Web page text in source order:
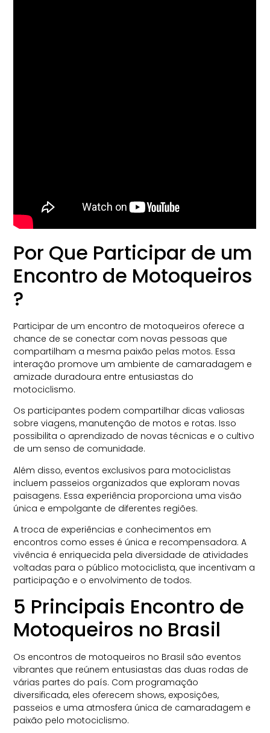
Por Que Participar de um
Encontro de Motoqueiros​
?
Participar de um encontro de motoqueiros​ oferece a
chance de se conectar com novas pessoas que
compartilham a mesma paixão pelas motos. Essa
interação promove um ambiente de camaradagem e
amizade duradoura entre entusiastas do
motociclismo.
Os participantes podem compartilhar dicas valiosas
sobre viagens, manutenção de motos e rotas. Isso
possibilita o aprendizado de novas técnicas e o cultivo
de um senso de comunidade.
Além disso, eventos exclusivos para motociclistas
incluem passeios organizados que exploram novas
paisagens. Essa experiência proporciona uma visão
única e empolgante de diferentes regiões.
A troca de experiências e conhecimentos em
encontros como esses é única e recompensadora. A
vivência é enriquecida pela diversidade de atividades
voltadas para o público motociclista, que incentivam a
participação e o envolvimento de todos.
5 Principais Encontro de
Motoqueiros​ no Brasil
Os encontros de motoqueiros no Brasil são eventos
vibrantes que reúnem entusiastas das duas rodas de
várias partes do país. Com programação
diversificada, eles oferecem shows, exposições,
passeios e uma atmosfera única de camaradagem e
paixão pelo motociclismo.